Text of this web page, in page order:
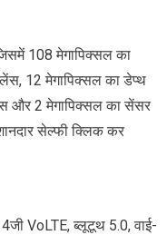
108 मेगापिक्सल का
12 मेगापिक्सल का डेप्थ
और 2 मेगापिक्सल का सेंसर
सेल्फी क्लिक कर
VoLTE, ब्लूटूथ 5.0, वाई-